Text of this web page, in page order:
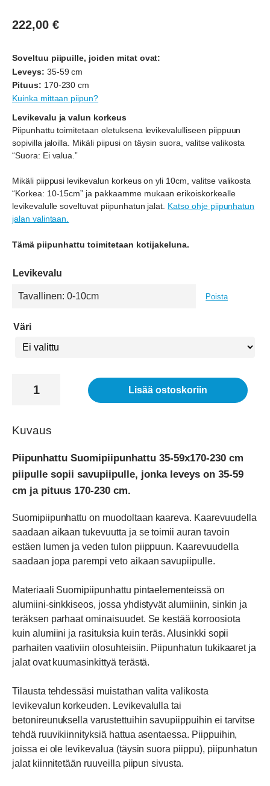
222,00 €
Soveltuu piipuille, joiden mitat ovat:
Leveys: 35-59 cm
Pituus: 170-230 cm
Kuinka mittaan piipun?
Levikevalu ja valun korkeus
Piipunhattu toimitetaan oletuksena levikevalulliseen piippuun
sopivilla jaloilla. Mikäli piipusi on täysin suora, valitse valikosta
“Suora: Ei valua.”
Mikäli piippusi levikevalun korkeus on yli 10cm, valitse valikosta
“Korkea: 10-15cm” ja pakkaamme mukaan erikoiskorkealle
levikevalulle soveltuvat piipunhatun jalat. Katso ohje piipunhatun
jalan valintaan.
Tämä piipunhattu toimitetaan kotijakeluna.
Levikevalu
Poista
Väri
Suomipiipunhattu
59x170-
cm
piipulle
määrä
Lisää ostoskoriin
Kuvaus
Piipunhattu Suomipiipunhattu 35-59x170-230 cm
piipulle sopii savupiipulle, jonka leveys on 35-59
cm ja pituus 170-230 cm.
Suomipiipunhattu on muodoltaan kaareva. Kaarevuudella
saadaan aikaan tukevuutta ja se toimii auran tavoin
estäen lumen ja veden tulon piippuun. Kaarevuudella
saadaan jopa parempi veto aikaan savupiipulle.
Materiaali Suomipiipunhattu pintaelementeissä on
alumiini-sinkkiseos, jossa yhdistyvät alumiinin, sinkin ja
teräksen parhaat ominaisuudet. Se kestää korroosiota
kuin alumiini ja rasituksia kuin teräs. Alusinkki sopii
parhaiten vaativiin olosuhteisiin. Piipunhatun tukikaaret ja
jalat ovat kuumasinkittyä terästä.
Tilausta tehdessäsi muistathan valita valikosta
levikevalun korkeuden. Levikevalulla tai
betonireunuksella varustettuihin savupiippuihin ei tarvitse
tehdä ruuvikiinnityksiä hattua asentaessa. Piippuihin,
joissa ei ole levikevalua (täysin suora piippu), piipunhatun
jalat kiinnitetään ruuveilla piipun sivusta.